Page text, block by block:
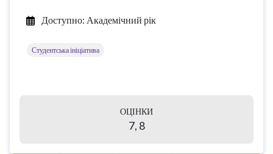
Доступно: Академічний рік
Студентська ініціатива
ОЦІНКИ
7, 8